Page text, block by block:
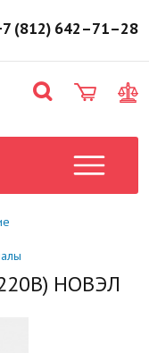
на
(812) 642–71–28
НОВЭЛ